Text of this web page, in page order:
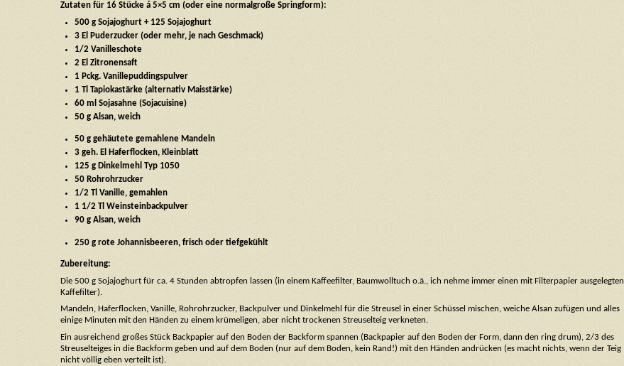
Zutaten für 16 Stücke á 5×5 cm (oder eine normalgroße Springform):
500 g Sojajoghurt + 125 Sojajoghurt
3 El Puderzucker (oder mehr, je nach Geschmack)
1/2 Vanilleschote
2 El Zitronensaft
1 Pckg. Vanillepuddingspulver
1 Tl Tapiokastärke (alternativ Maisstärke)
60 ml Sojasahne (Sojacuisine)
50 g Alsan, weich
50 g gehäutete gemahlene Mandeln
3 geh. El Haferflocken, Kleinblatt
125 g Dinkelmehl Typ 1050
50 Rohrohrzucker
1/2 Tl Vanille, gemahlen
1 1/2 Tl Weinsteinbackpulver
90 g Alsan, weich
250 g rote Johannisbeeren, frisch oder tiefgekühlt
Zubereitung:
Die 500 g Sojajoghurt für ca. 4 Stunden abtropfen lassen (in einem Kaffeefilter, Baumwolltuch o.ä., ich nehme immer einen mit Filterpapier ausgelegten
Kaffefilter).
Mandeln, Haferflocken, Vanille, Rohrohrzucker, Backpulver und Dinkelmehl für die Streusel in einer Schüssel mischen, weiche Alsan zufügen und alles
einige Minuten mit den Händen zu einem krümeligen, aber nicht trockenen Streuselteig verkneten.
Ein ausreichend großes Stück Backpapier auf den Boden der Backform spannen (Backpapier auf den Boden der Form, dann den ring drum), 2/3 des
Streuselteiges in die Backform geben und auf dem Boden (nur auf dem Boden, kein Rand!) mit den Händen andrücken (es macht nichts, wenn der Teig
nicht völlig eben verteilt ist).